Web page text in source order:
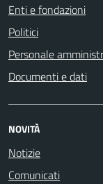
Enti e fondazioni
Politici
Personale
Documenti e dati
NOVITÀ
Notizie
Comunicati